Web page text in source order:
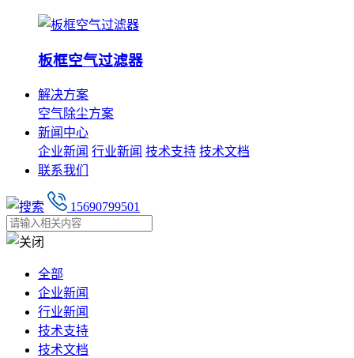
板框空气过滤器
解决方案
空气除尘方案
新闻中心
企业新闻 行业新闻 技术支持 技术文档
联系我们
15690799501
全部
企业新闻
行业新闻
技术支持
技术文档